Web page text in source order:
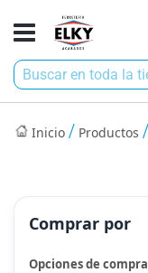
al
contenido
Toggle
Nav
Inicio Productos
Comprar por
Opciones de compra